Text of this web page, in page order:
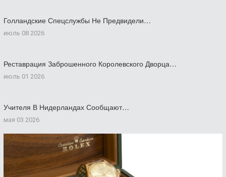
Голландские Спецслужбы Не Предвидели…
июль 08 2026
Реставрация Заброшенного Королевского Дворца…
июль 01 2026
Учителя В Нидерландах Сообщают…
мая 03 2026